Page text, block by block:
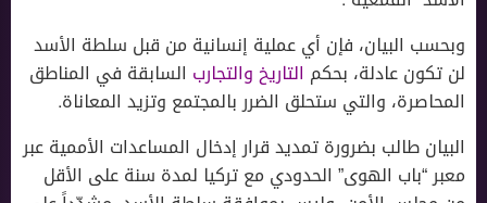
وبحسب البيان، فإن أي عملية إنسانية من قبل سلطة الأسد
لن تكون عادلة، بحكم التاريخ والتجارب السابقة في المناطق
المحاصرة، والتي ستحلق الضرر بالمجتمع وتزيد المعاناة.
البيان طالب بضرورة تمديد قرار إدخال المساعدات الأممية عبر
معبر “باب الهوى” الحدودي مع تركيا لمدة سنة على الأقل